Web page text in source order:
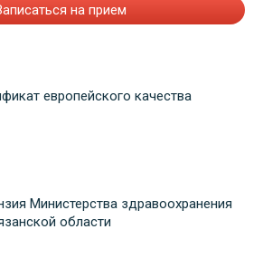
на прием
европейского качества
Министерства здравоохранения
области